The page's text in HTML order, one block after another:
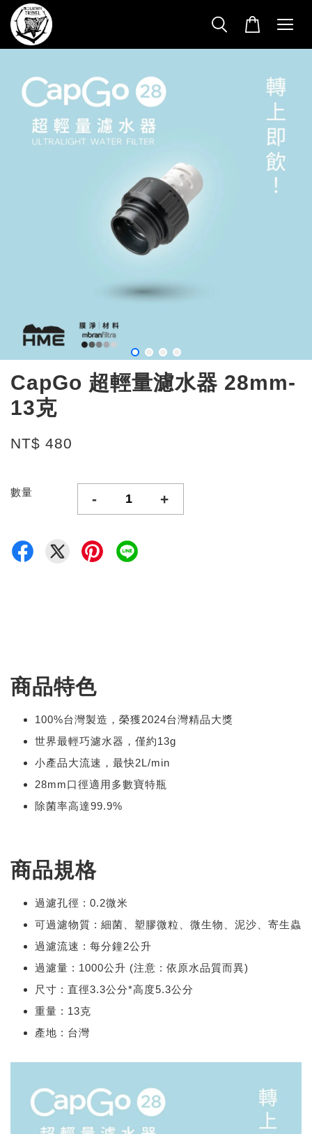
CapGo 超輕量濾水器 28mm-
13克
NT$ 480
數量 - +
商品特色
100%台灣製造，榮獲2024台灣精品大獎
世界最輕巧濾水器，僅約13g
小產品大流速，最快2L/min
28mm口徑適用多數寶特瓶
除菌率高達99.9%
商品規格
過濾孔徑 : 0.2微米
可過濾物質 : 細菌、塑膠微粒、微生物、泥沙、寄生蟲
過濾流速 : 每分鐘2公升
過濾量 : 1000公升 (注意 : 依原水品質而異)
尺寸 : 直徑3.3公分*高度5.3公分
重量 : 13克
產地 : 台灣